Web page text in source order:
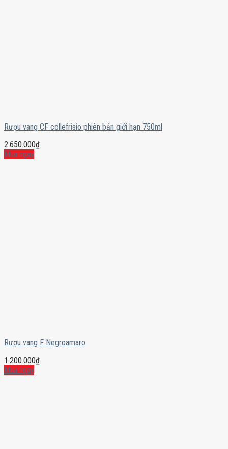
Rượu vang CF collefrisio phiên bản giới hạn 750ml
2.650.000₫
Mua ngay
Rượu vang F Negroamaro
1.200.000₫
Mua ngay